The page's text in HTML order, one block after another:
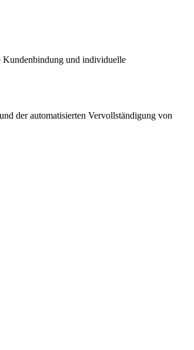
Kundenbindung und individuelle
der automatisierten Vervollständigung von